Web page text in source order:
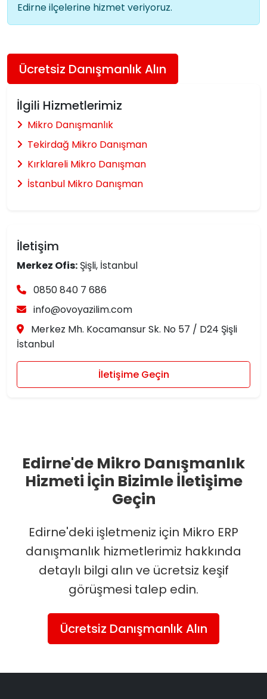
Edirne ilçelerine hizmet veriyoruz.
Ücretsiz Danışmanlık Alın
İlgili Hizmetlerimiz
Mikro Danışmanlık
Tekirdağ Mikro Danışman
Kırklareli Mikro Danışman
İstanbul Mikro Danışman
İletişim
Merkez Ofis: Şişli, İstanbul
0850 840 7 686
info@ovoyazilim.com
Merkez Mh. Kocamansur Sk. No 57 / D24 Şişli
İstanbul
İletişime Geçin
Edirne'de Mikro Danışmanlık
Hizmeti İçin Bizimle İletişime
Geçin
Edirne'deki işletmeniz için Mikro ERP
danışmanlık hizmetlerimiz hakkında
detaylı bilgi alın ve ücretsiz keşif
görüşmesi talep edin.
Ücretsiz Danışmanlık Alın